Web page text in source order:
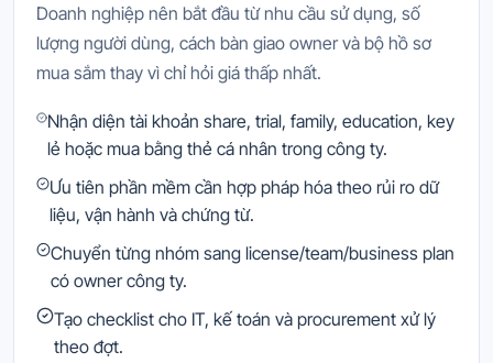
Doanh nghiệp nên bắt đầu từ nhu cầu sử dụng, số
lượng người dùng, cách bàn giao owner và bộ hồ sơ
mua sắm thay vì chỉ hỏi giá thấp nhất.
Nhận diện tài khoản share, trial, family, education, key
lẻ hoặc mua bằng thẻ cá nhân trong công ty.
Ưu tiên phần mềm cần hợp pháp hóa theo rủi ro dữ
liệu, vận hành và chứng từ.
Chuyển từng nhóm sang license/team/business plan
có owner công ty.
Tạo checklist cho IT, kế toán và procurement xử lý
theo đợt.